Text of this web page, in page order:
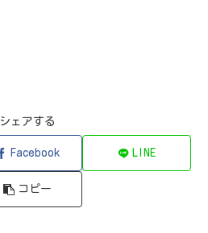
シェアする
Facebook LINE
コピー